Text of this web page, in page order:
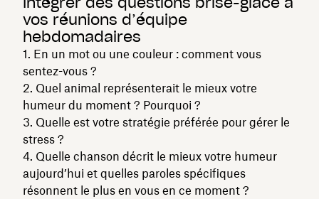
vos réunions d’équipe
hebdomadaires
1. En un mot ou une couleur : comment vous
sentez-vous ?
2. Quel animal représenterait le mieux votre
humeur du moment ? Pourquoi ?
3. Quelle est votre stratégie préférée pour gérer le
stress ?
4. Quelle chanson décrit le mieux votre humeur
aujourd’hui et quelles paroles spécifiques
résonnent le plus en vous en ce moment ?